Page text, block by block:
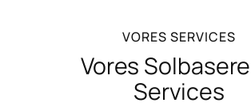
VORES SERVICES
Vores
Services